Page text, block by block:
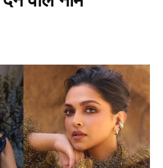
दूसरे टेस्ट (IND vs ENG) में टीम
अभिमन्यु ईश्वरन की एंट्री हो सकती
Next Article